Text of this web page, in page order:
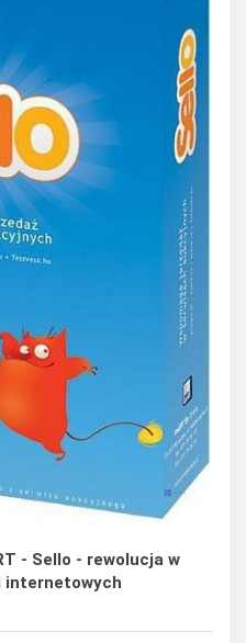
- Sello - rewolucja w
internetowych